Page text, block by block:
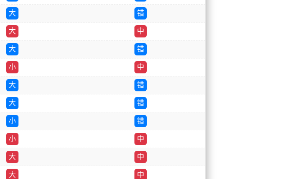
大 错
大 中
大 错
小 中
大 错
大 错
小 错
小 中
大 中
大 中